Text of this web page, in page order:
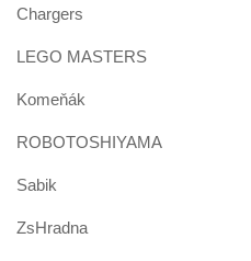
Chargers
LEGO MASTERS
Komeňák
ROBOTOSHIYAMA
Sabik
ZsHradna